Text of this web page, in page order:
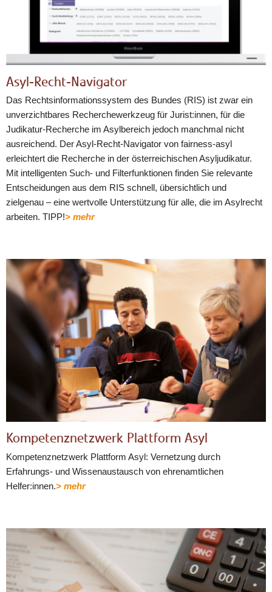
Asyl-Recht-Navigator
Das Rechtsinformationssystem des Bundes (RIS) ist zwar ein
unverzichtbares Recherchewerkzeug für Jurist:innen, für die
Judikatur-Recherche im Asylbereich jedoch manchmal nicht
ausreichend. Der Asyl-Recht-Navigator von fairness-asyl
erleichtert die Recherche in der österreichischen Asyljudikatur.
Mit intelligenten Such- und Filterfunktionen finden Sie relevante
Entscheidungen aus dem RIS schnell, übersichtlich und
zielgenau – eine wertvolle Unterstützung für alle, die im Asylrecht
arbeiten. TIPP!> mehr
Kompetenznetzwerk Plattform Asyl
Kompetenznetzwerk Plattform Asyl: Vernetzung durch
Erfahrungs- und Wissenaustausch von ehrenamtlichen
Helfer:innen.> mehr